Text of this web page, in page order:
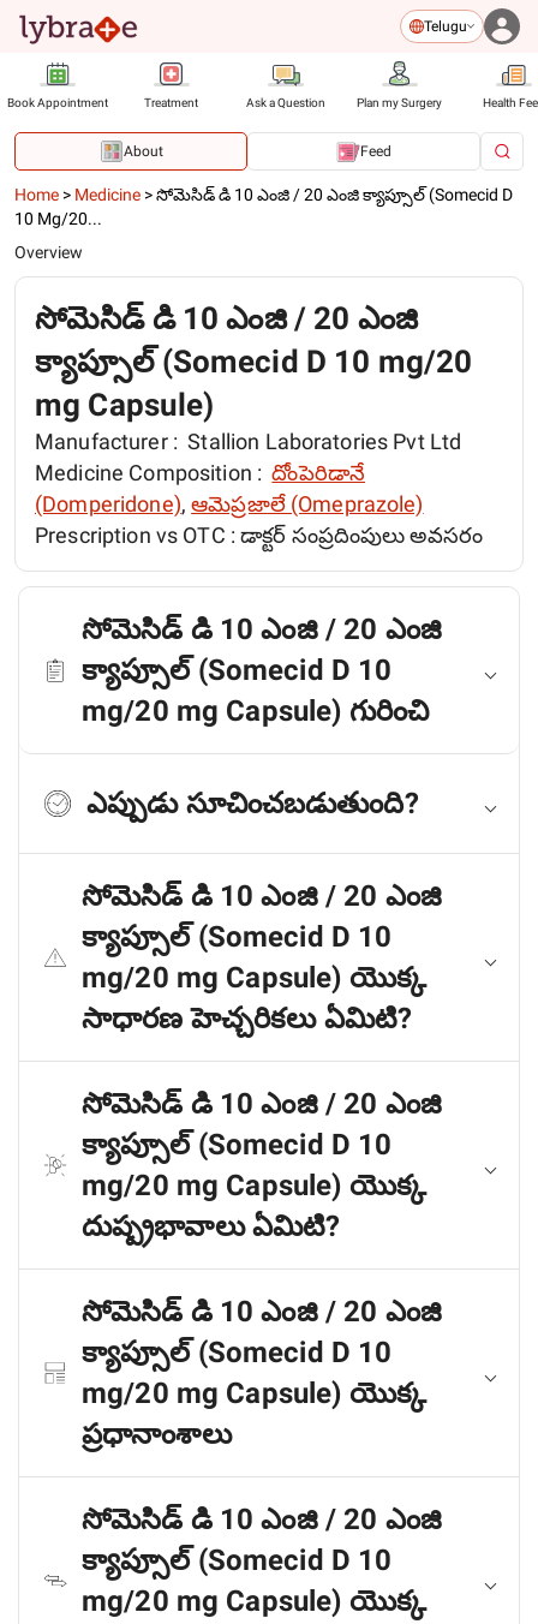
Telugu
Book Appointment Treatment Ask a Question Plan my Surgery Health
About Feed
Home > Medicine >సోమెసిడ్ డి 10 ఎంజి / 20 ఎంజి క్యాప్సూల్ (Somecid D
10 Mg/20...
Overview
సోమెసిడ్ డి 10 ఎంజి / 20 ఎంజి
క్యాప్సూల్ (Somecid D 10 mg/20
mg Capsule)
Manufacturer : Stallion Laboratories Pvt Ltd
Medicine Composition : దోంపెరిడానే
(Domperidone),ఆమెప్రజాలే (Omeprazole)
Prescription vs OTC :డాక్టర్ సంప్రదింపులు అవసరం
సోమెసిడ్ డి 10 ఎంజి / 20 ఎంజి
క్యాప్సూల్ (Somecid D 10
mg/20 mg Capsule) గురించి
ఎప్పుడు సూచించబడుతుంది?
సోమెసిడ్ డి 10 ఎంజి / 20 ఎంజి
క్యాప్సూల్ (Somecid D 10
mg/20 mg Capsule) యొక్క
సాధారణ హెచ్చరికలు ఏమిటి?
సోమెసిడ్ డి 10 ఎంజి / 20 ఎంజి
క్యాప్సూల్ (Somecid D 10
mg/20 mg Capsule) యొక్క
దుష్ప్రభావాలు ఏమిటి?
సోమెసిడ్ డి 10 ఎంజి / 20 ఎంజి
క్యాప్సూల్ (Somecid D 10
mg/20 mg Capsule) యొక్క
ప్రధానాంశాలు
సోమెసిడ్ డి 10 ఎంజి / 20 ఎంజి
క్యాప్సూల్ (Somecid D 10
mg/20 mg Capsule) యొక్క